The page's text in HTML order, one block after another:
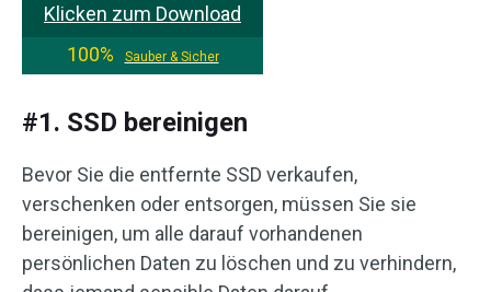
Klicken zum Download
100%
Sauber & Sicher
#1. SSD bereinigen
Bevor Sie die entfernte SSD verkaufen,
verschenken oder entsorgen, müssen Sie sie
bereinigen, um alle darauf vorhandenen
persönlichen Daten zu löschen und zu verhindern,